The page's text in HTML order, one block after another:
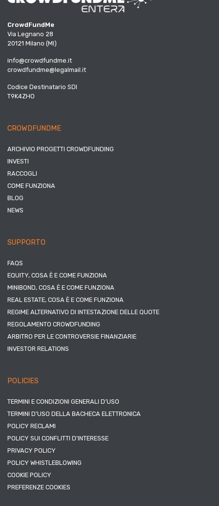
CrowdFundMe
Via Legnano 28
20121 Milano (MI)
info@crowdfundme.it
crowdfundme@legalmail.it
Codice Destinatario SDI
T9K4ZHO
CROWDFUNDME
ARCHIVIO PROGETTI CROWDFUNDING
INVESTI
RACCOGLI
COME FUNZIONA
BLOG
NEWS
SUPPORTO
FAQS
EQUITY, COSA È E COME FUNZIONA
MINIBOND, COSA È E COME FUNZIONA
REAL ESTATE, COSA È E COME FUNZIONA
REGIME ALTERNATIVO DI INTESTAZIONE DELLE QUOTE
REGOLAMENTO CROWDFUNDING
ARBITRO PER LE CONTROVERSIE FINANZIARIE
INVESTOR RELATIONS
POLICIES
TERMINI E CONDIZIONI GENERALI D’USO
TERMINI D’USO DELLA BACHECA ELETTRONICA
POLICY RECLAMI
POLICY SUI CONFLITTI D’INTERESSE
PRIVACY POLICY
POLICY WHISTLEBLOWING
COOKIE POLICY
PREFERENZE COOKIES